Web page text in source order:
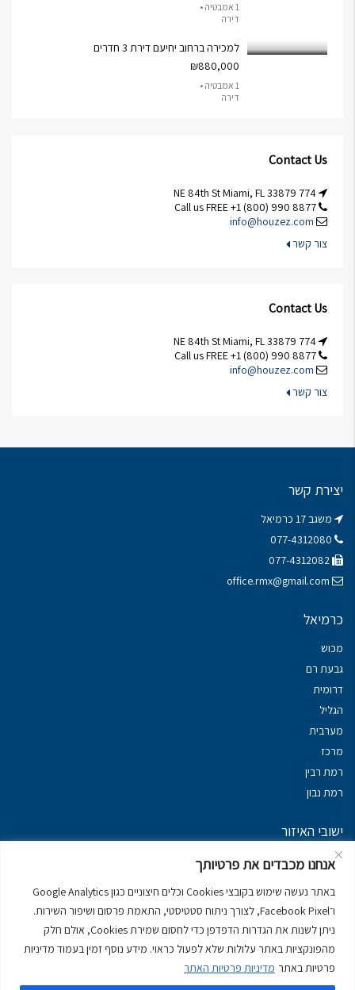
אנחנו מכבדים את פרטיותך
באתר נעשה שימוש בקובצי Cookies וכלים חיצוניים כגון Google Analytics
ו־Facebook Pixel, לצורך ניתוח סטטיסטי, התאמת פרסום ושיפור השירות.
ניתן לשנות את הגדרות הדפדפן כדי לחסום שמירת Cookies, אולם חלק
מהפונקציות באתר עלולות שלא לפעול כראוי. מידע נוסף זמין בעמוד מדיניות
פרטיות באתר מדיניות פרטיות האתר
1 אמבטיה •
דירה
למכירה ברחוב יחיעם דירת 3 חדרים
₪880,000
1 אמבטיה •
דירה
Contact Us
info@houzez.com
צור קשר
Contact Us
info@houzez.com
צור קשר
יצירת קשר
משגב 17 כרמיאל
office.rmx@gmail.com
כרמיאל
מכוש
גבעת רם
דרומית
הגליל
מערבית
מרכז
רמת רבין
רמת נבון
ישובי האיזור
נכסים במשגב
מרום הגליל